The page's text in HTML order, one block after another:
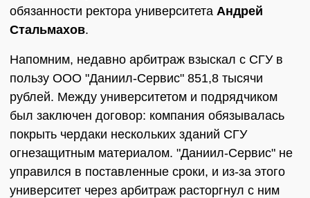
обязанности ректора университета Андрей
Стальмахов.
Напомним, недавно арбитраж взыскал с СГУ в
пользу ООО "Даниил-Сервис" 851,8 тысячи
рублей. Между университетом и подрядчиком
был заключен договор: компания обязывалась
покрыть чердаки нескольких зданий СГУ
огнезащитным материалом. "Даниил-Сервис" не
управился в поставленные сроки, и из-за этого
университет через арбитраж расторгнул с ним